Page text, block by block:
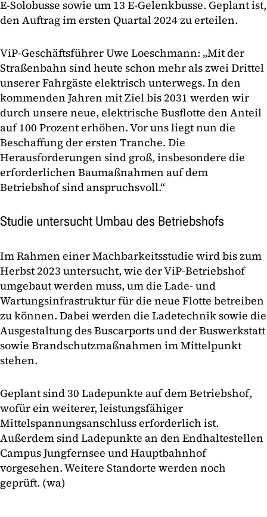
E-Solobusse sowie um 13 E-Gelenkbusse. Geplant ist,
den Auftrag im ersten Quartal 2024 zu erteilen.
ViP-Geschäftsführer Uwe Loeschmann: „Mit der
Straßenbahn sind heute schon mehr als zwei Drittel
unserer Fahrgäste elektrisch unterwegs. In den
kommenden Jahren mit Ziel bis 2031 werden wir
durch unsere neue, elektrische Busflotte den Anteil
auf 100 Prozent erhöhen. Vor uns liegt nun die
Beschaffung der ersten Tranche. Die
Herausforderungen sind groß, insbesondere die
erforderlichen Baumaßnahmen auf dem
Betriebshof sind anspruchsvoll.“
Studie untersucht Umbau des Betriebshofs
Im Rahmen einer Machbarkeitsstudie wird bis zum
Herbst 2023 untersucht, wie der ViP-Betriebshof
umgebaut werden muss, um die Lade- und
Wartungsinfrastruktur für die neue Flotte betreiben
zu können. Dabei werden die Ladetechnik sowie die
Ausgestaltung des Buscarports und der Buswerkstatt
sowie Brandschutzmaßnahmen im Mittelpunkt
stehen.
Geplant sind 30 Ladepunkte auf dem Betriebshof,
wofür ein weiterer, leistungsfähiger
Mittelspannungsanschluss erforderlich ist.
Außerdem sind Ladepunkte an den Endhaltestellen
Campus Jungfernsee und Hauptbahnhof
vorgesehen. Weitere Standorte werden noch
geprüft. (wa)